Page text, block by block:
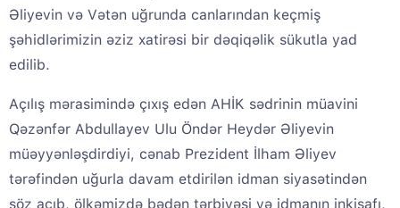
Əliyevin və Vətən uğrunda canlarından keçmiş
şəhidlərimizin əziz xatirəsi bir dəqiqəlik sükutla yad
edilib.
Açılış mərasimində çıxış edən AHİK sədrinin müavini
Qəzənfər Abdullayev Ulu Öndər Heydər Əliyevin
müəyyənləşdirdiyi, cənab Prezident İlham Əliyev
tərəfindən uğurla davam etdirilən idman siyasətindən
söz açıb, ölkəmizdə bədən tərbiyəsi və idmanın inkişafı,